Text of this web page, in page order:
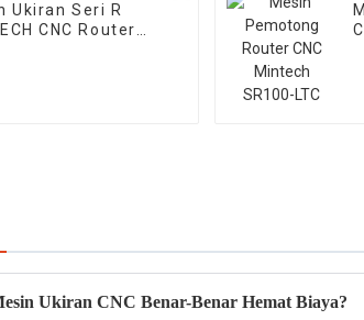
Ukiran Seri R
CNC Router
Ukiran CNC Benar-Benar Hemat Biaya?